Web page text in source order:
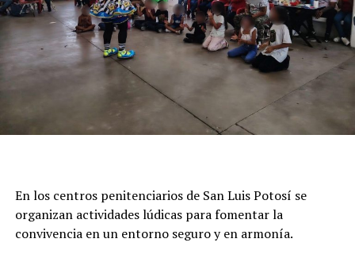
En los centros penitenciarios de San Luis Potosí se
organizan actividades lúdicas para fomentar la
convivencia en un entorno seguro y en armonía.